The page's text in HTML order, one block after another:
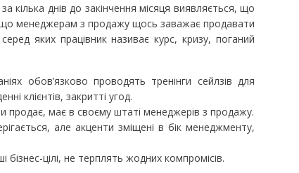
кілька днів до закінчення місяця виявляється, що
менеджерам з продажу щось заважає продавати
яких працівник називає курс, кризу, поганий
обов’язково проводять тренінги сейлзів для
клієнтів, закритті угод.
має в своєму штаті менеджерів з продажу.
але акценти зміщені в бік менеджменту,
бізнес-цілі, не терплять жодних компромісів.